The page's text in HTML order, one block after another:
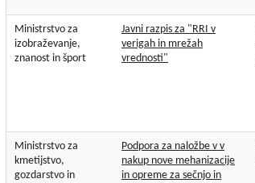
Ministrstvo za
izobraževanje,
znanost in šport
Javni razpis za "RRI v
verigah in mrežah
vrednosti"
Ministrstvo za
kmetijstvo,
gozdarstvo in
Podpora za naložbe v v
nakup nove mehanizacije
in opreme za sečnjo in